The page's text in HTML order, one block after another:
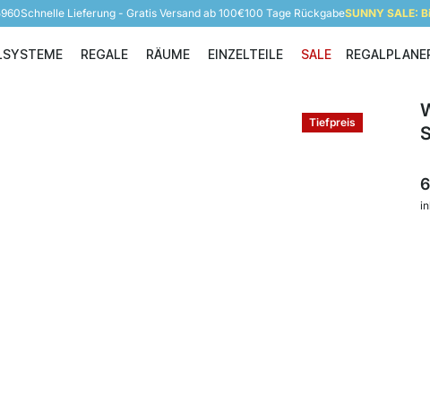
Schnelle Lieferung - Gratis Versand ab 100€100 Tage RückgabeSUNNY SALE:
Regalsysteme
REGALE
Regale
RÄUME
Räume
EINZELTEILE
Einzelteile
SALE
Tiefpreis